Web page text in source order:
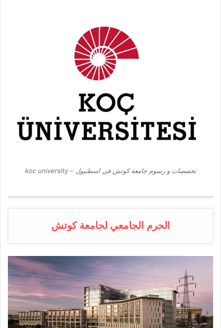
تخصصات و رسوم جامعة كوتش في اسطنبول – koc university
الحرم الجامعي لجامعة كوتش